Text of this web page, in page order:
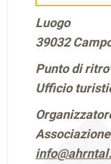
Luogo
39032
Punto di
Ufficio